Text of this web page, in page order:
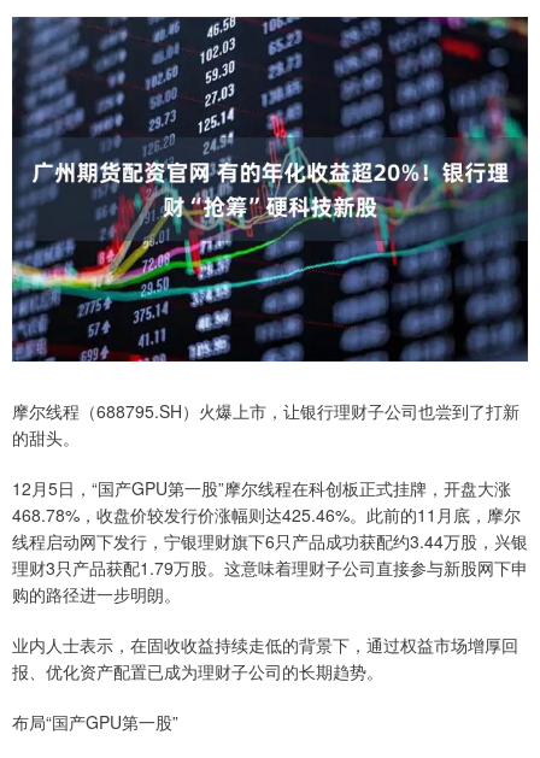
摩尔线程（688795.SH）火爆上市，让银行理财子公司也尝到了打新
的甜头。
12月5日，“国产GPU第一股”摩尔线程在科创板正式挂牌，开盘大涨
468.78%，收盘价较发行价涨幅则达425.46%。此前的11月底，摩尔
线程启动网下发行，宁银理财旗下6只产品成功获配约3.44万股，兴银
理财3只产品获配1.79万股。这意味着理财子公司直接参与新股网下申
购的路径进一步明朗。
业内人士表示，在固收收益持续走低的背景下，通过权益市场增厚回
报、优化资产配置已成为理财子公司的长期趋势。
布局“国产GPU第一股”